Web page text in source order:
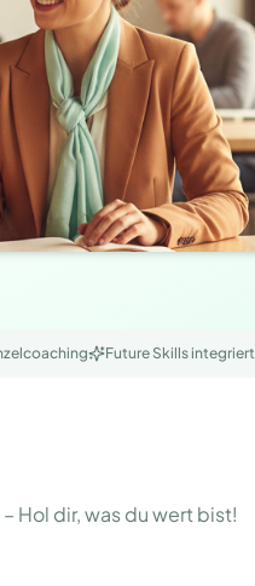
Future Skills integriert
Hol dir, was du wert bist!